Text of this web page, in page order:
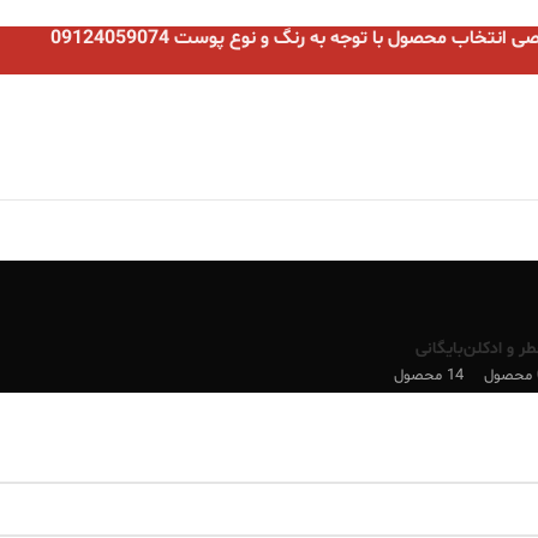
محصول با توجه به رنگ و نوع پوست 09124059074
و ادکلنبایگانی
14 محصول